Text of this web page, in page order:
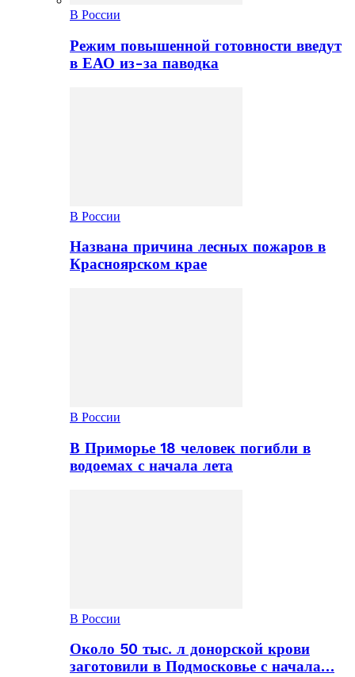
В России
Режим повышенной готовности введут
в ЕАО из-за паводка
В России
Названа причина лесных пожаров в
Красноярском крае
В России
В Приморье 18 человек погибли в
водоемах с начала лета
В России
Около 50 тыс. л донорской крови
заготовили в Подмосковье с начала…